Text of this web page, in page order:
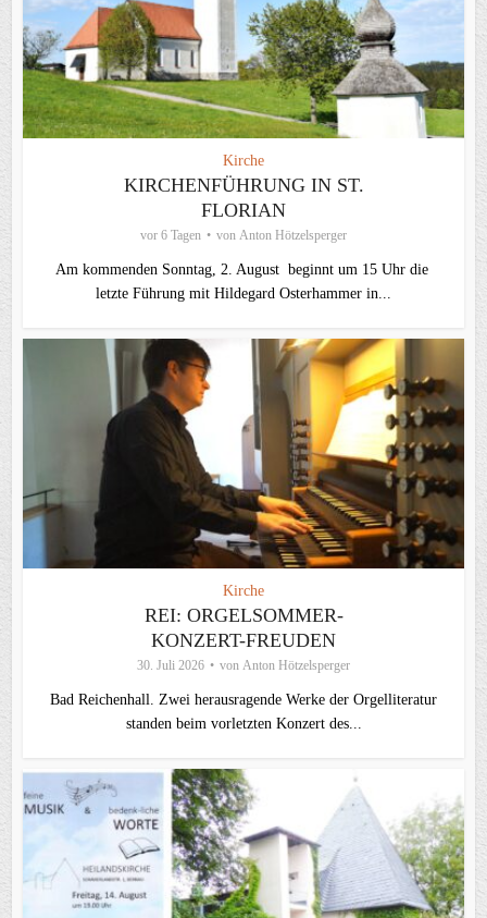
Kirche
KIRCHENFÜHRUNG IN ST.
FLORIAN
vor 6 Tagen von Anton Hötzelsperger
Am kommenden Sonntag, 2. August beginnt um 15 Uhr die
letzte Führung mit Hildegard Osterhammer in...
Kirche
REI: ORGELSOMMER-
KONZERT-FREUDEN
30. Juli 2026 von Anton Hötzelsperger
Bad Reichenhall. Zwei herausragende Werke der Orgelliteratur
standen beim vorletzten Konzert des...